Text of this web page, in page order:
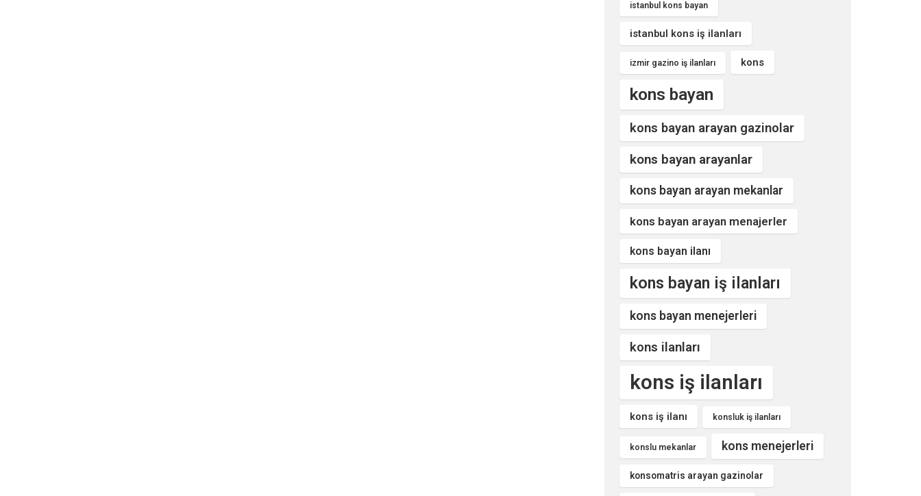
istanbul kons bayan
istanbul kons iş ilanları
izmir gazino iş ilanları kons
kons bayan
kons bayan arayan gazinolar
kons bayan arayanlar
kons bayan arayan mekanlar
kons bayan arayan menajerler
kons bayan ilanı
kons bayan iş ilanları
kons bayan menejerleri
kons ilanları
kons iş ilanları
kons iş ilanı konsluk iş ilanları
konslu mekanlar kons menejerleri
konsomatris arayan gazinolar